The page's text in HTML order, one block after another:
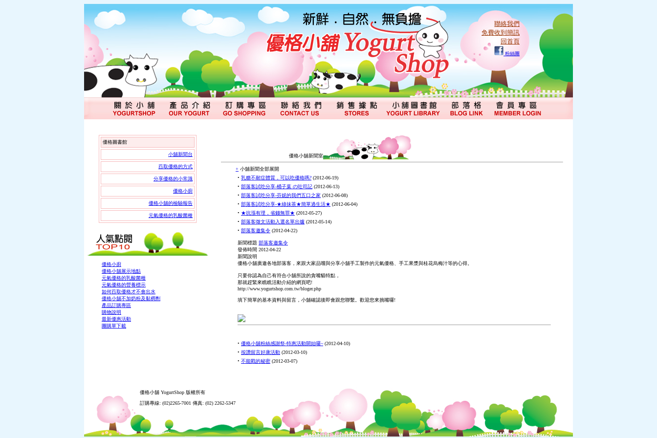
聯絡我們
免費收到簡訊
回首頁
粉絲團
優格圖書館
小舖新聞台
舀取優格的方式
分享優格的小常識
優格小廚
優格小舖的檢驗報告
元氣優格的乳酸菌種
優格小廚
優格小舖展示地點
元氣優格的乳酸菌種
元氣優格的營養標示
如何舀取優格才不會出水
優格小舖不加奶粉及黏稠劑
產品訂購專區
購物說明
最新優惠活動
團購單下載
優格小舖新聞室
+ 小舖新聞全部展開
• 乳糖不耐症體質，可以吃優格嗎? (2012-06-19)
• 部落客試吃分享-桶子葉 の吐司記 (2012-06-13)
• 部落客試吃分享-芬妮的我們五口之家 (2012-06-08)
• 部落客試吃分享-★綠抹茶★簡單過生活★ (2012-06-04)
• ★抗漲有理，省錢無罪★ (2012-05-27)
• 部落客徵文活動入選名單出爐 (2012-05-14)
• 部落客邀集令 (2012-04-22)
新聞標題 部落客邀集令
發佈時間 2012-04-22
新聞說明
優格小舖廣邀各地部落客，來跟大家品嚐與分享小舖手工製作的元氣優格、手工果漿與桂花烏梅汁等的心得。
只要你認為自己有符合小舖所說的貪嘴貓特點，
那就趕緊來瞧瞧活動介紹的網頁吧!
http://www.yogurtshop.com.tw/bloger.php
填下簡單的基本資料與留言，小舖確認後即會跟您聯繫。歡迎您來挑嘴囉!
• 優格小舖粉絲感謝祭-特惠活動開始囉~ (2012-04-10)
• 按讚留言好康活動 (2012-03-10)
• 不能戳的秘密 (2012-03-07)
優格小舖 YogurtShop 版權所有
訂購專線: (02)2265-7001 傳真: (02) 2262-5347